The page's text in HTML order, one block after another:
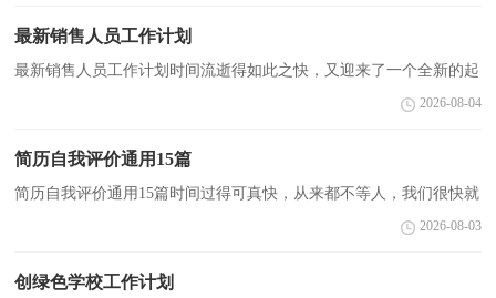
最新销售人员工作计划
最新销售人员工作计划时间流逝得如此之快，又迎来了一个全新的起
点，现在的你想必不是在做计划，就是在准备做计划吧。拟起计划来
2026-08-04
简历自我评价通用15篇
简历自我评价通用15篇时间过得可真快，从来都不等人，我们很快就
要开启找工作的生活，这时候可别把简历给忘了哦。千万不能认为简
2026-08-03
创绿色学校工作计划